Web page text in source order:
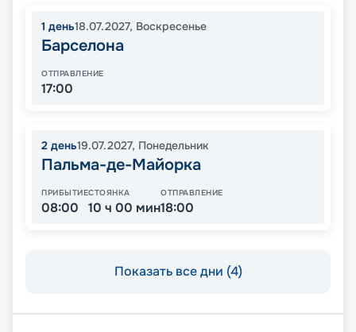
1 день18.07.2027, Воскресенье
Барселона
ОТПРАВЛЕНИЕ
17:00
2 день19.07.2027, Понедельник
Пальма-де-Майорка
ПРИБЫТИЕ
08:00
СТОЯНКА
10 ч 00 мин
ОТПРАВЛЕНИЕ
18:00
Показать все дни (4)